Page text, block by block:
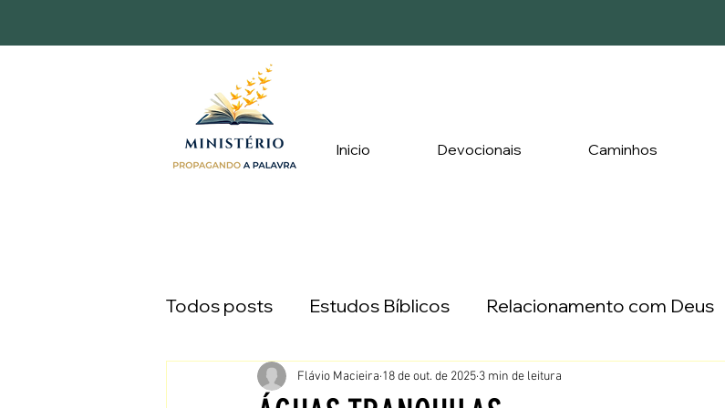
Inicio Devocionais Caminhos
Todos posts Estudos Bíblicos Relacionamento com Deus
Devocionais Caminhada a Três Lançamentos
Flávio Macieira 18 de out. de 2025 3 min de leitura